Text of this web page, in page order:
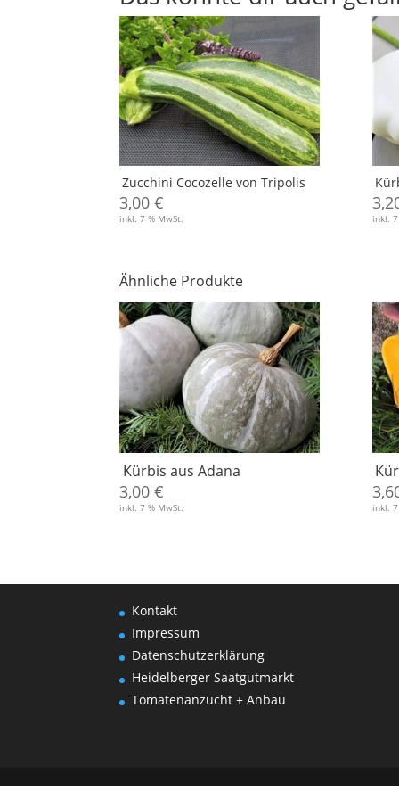
Zucchini Cocozelle von Tripolis
3,00€
inkl. 7 % MwSt. inkl.
Ähnliche Produkte
Kürbis aus Adana
3,00€
inkl. 7 % MwSt. inkl.
Kontakt
Impressum
Datenschutzerklärung
Heidelberger Saatgutmarkt
Tomatenanzucht + Anbau